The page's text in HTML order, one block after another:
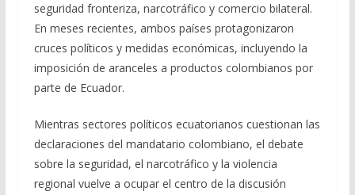
seguridad fronteriza, narcotráfico y comercio bilateral.
En meses recientes, ambos países protagonizaron
cruces políticos y medidas económicas, incluyendo la
imposición de aranceles a productos colombianos por
parte de Ecuador.
Mientras sectores políticos ecuatorianos cuestionan las
declaraciones del mandatario colombiano, el debate
sobre la seguridad, el narcotráfico y la violencia
regional vuelve a ocupar el centro de la discusión